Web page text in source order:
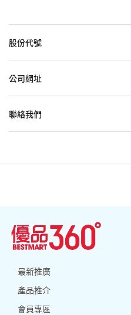
股份代號
公司網址
聯絡我們
最新推廣
產品推介
會員專區